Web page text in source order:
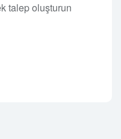
talep oluşturun